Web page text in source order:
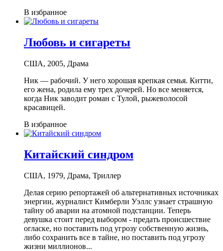
В избранное
Любовь и сигареты
США, 2005, Драма
Ник — рабочий. У него хорошая крепкая семья. Китти,
его жена, родила ему трех дочерей. Но все меняется,
когда Ник заводит роман с Тулой, рыжеволосой
красавицей.
В избранное
Китайский синдром
США, 1979, Драма, Триллер
Делая серию репортажей об альтернативных источниках
энергии, журналист Кимберли Уэллс узнает страшную
тайну об аварии на атомной подстанции. Теперь
девушка стоит перед выбором - предать происшествие
огласке, но поставить под угрозу собственную жизнь,
либо сохранить все в тайне, но поставить под угрозу
жизни миллионов...